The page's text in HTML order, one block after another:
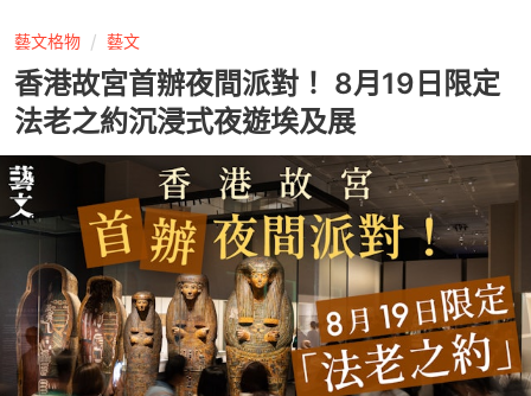
藝文格物 藝文
香港故宮首辦夜間派對！ 8月19日限定
法老之約沉浸式夜遊埃及展